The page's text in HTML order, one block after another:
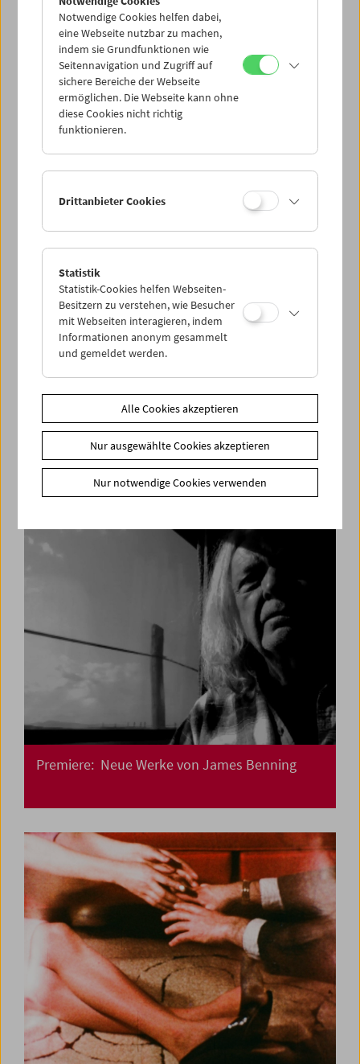
Nachmittagskino
Nach Ilse Aichinger
The Last Machine
Analoge Filmkunst aus Berlin, Paris, Wien
Premiere: Neue Werke von James Benning
Notwendige Cookies helfen dabei,
eine Webseite nutzbar zu machen,
indem sie Grundfunktionen wie
Seitennavigation und Zugriff auf
sichere Bereiche der Webseite
ermöglichen. Die Webseite kann ohne
diese Cookies nicht richtig
funktionieren.
Drittanbieter Cookies
Statistik
Statistik-Cookies helfen Webseiten-
Besitzern zu verstehen, wie Besucher
mit Webseiten interagieren, indem
Informationen anonym gesammelt
und gemeldet werden.
Alle Cookies akzeptieren
Nur ausgewählte Cookies akzeptieren
Nur notwendige Cookies verwenden